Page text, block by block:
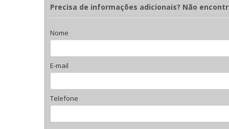
Precisa de informações adicionais? Não
Nome
E-mail
Telefone